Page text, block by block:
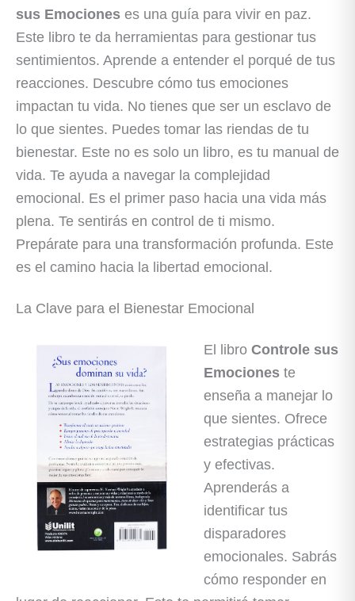
sus Emociones es una guía para vivir en paz.
Este libro te da herramientas para gestionar tus
sentimientos. Aprende a entender el porqué de tus
reacciones. Descubre cómo tus emociones
impactan tu vida. No tienes que ser un esclavo de
lo que sientes. Puedes tomar las riendas de tu
bienestar. Este no es solo un libro, es tu manual de
vida. Te ayuda a navegar la complejidad
emocional. Es el primer paso hacia una vida más
plena. Te sentirás en control de ti mismo.
Prepárate para una transformación profunda. Este
es el camino hacia la libertad emocional.
La Clave para el Bienestar Emocional
El libro Controle sus
Emocioneste
enseña a manejar lo
que sientes. Ofrece
estrategias prácticas
y efectivas.
Aprenderás a
identificar tus
disparadores
emocionales. Sabrás
cómo responder en